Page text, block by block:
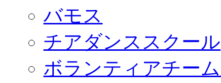
バモス
チアダンススクール
ボランティアチー